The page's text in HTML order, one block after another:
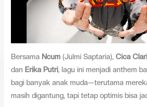
Bersama Ncum (Julmi Saptaria),Cica
dan Erika Putri, lagu ini menjadi anthem
bagi banyak anak muda—terutama
masih digantung, tapi tetap optimis bisa